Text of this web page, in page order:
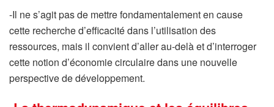
-Il ne s’agit pas de mettre fondamentalement en cause
cette recherche d’efficacité dans l’utilisation des
ressources, mais il convient d’aller au-delà et d’interroger
cette notion d’économie circulaire dans une nouvelle
perspective de développement.